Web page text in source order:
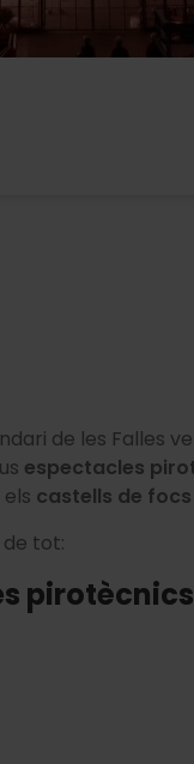
de les Falles
espectacles
els castells de
tot: